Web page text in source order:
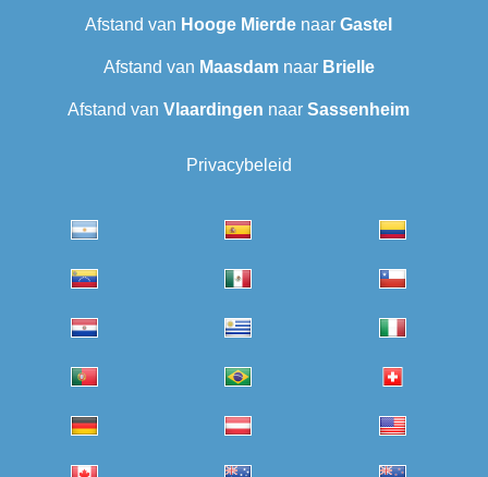
Afstand van Hooge Mierde naar Gastel
Afstand van Maasdamnaar Brielle
Afstand van Vlaardingen naar Sassenheim
Privacybeleid